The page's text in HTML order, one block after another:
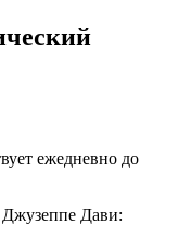
ежедневно до
Джузеппе Дави: